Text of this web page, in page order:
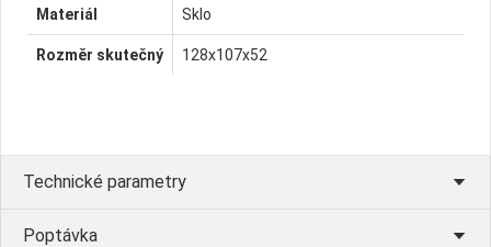
Materiál Sklo
Rozměr skutečný 128x107x52
Technické parametry
Poptávka